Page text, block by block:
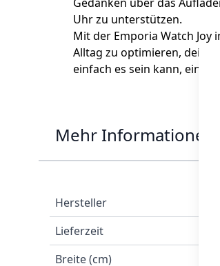
Uhr zu unterstützen.
Mit der Emporia Watch
Alltag zu optimieren, deine
einfach es sein kann, ein
Mehr Informationen
Hersteller
Lieferzeit
Breite (cm)